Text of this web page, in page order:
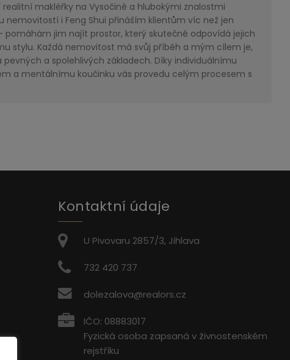
makléřky na Vysočině a hlubokými znalostmi
nemovitostí i Feng Shui přináším klientům víc než jen
pomáhám jim najít prostor, který skutečně odpovídá jejich
stylu. Každá nemovitost má svůj příběh a mým cílem je,
pevných a spolehlivých základech. Díky individuálnímu
a mentálnímu koučinku vás provedu celým procesem s
Kontaktní údaje
U Pivovaru 2857/3, Jihlava
732 420 737
dolezalova@realors.cz
IČO: 08883017
Fyzická osoba zapsaná v živnostenském
rejstříku